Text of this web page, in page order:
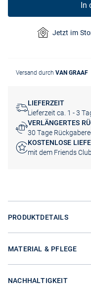
In
Jetzt im
Versand durch VAN GRAAF
LIEFERZEIT
Lieferzeit ca. 1 - 3
VERLÄNGERTES
30 Tage
KOSTENLOSE
mit dem Friends Club
PRODUKTDETAILS
MATERIAL & PFLEGE
NACHHALTIGKEIT